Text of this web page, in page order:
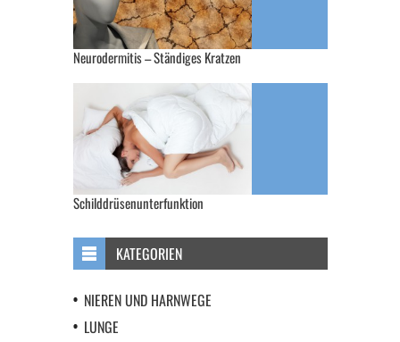
Neurodermitis – Ständiges Kratzen
Schilddrüsenunterfunktion
KATEGORIEN
NIEREN UND HARNWEGE
LUNGE